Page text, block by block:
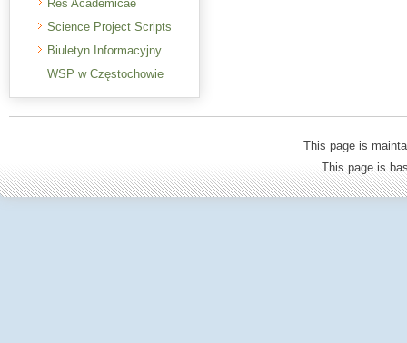
Res Academicae
Science Project Scripts
Biuletyn Informacyjny
WSP w Częstochowie
This page is
This page is